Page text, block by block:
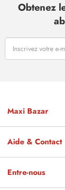
Obtenez
Maxi Bazar
Aide & Contact
Entre-nous